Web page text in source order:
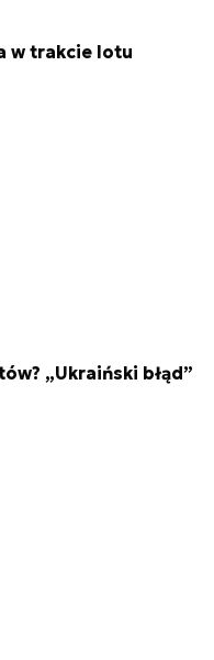
w trakcie lotu
„Ukraiński błąd”